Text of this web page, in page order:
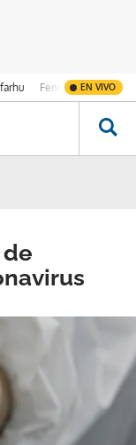
Fenómeno de El
EN VIVO